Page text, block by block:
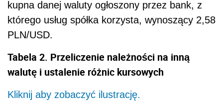
kupna danej waluty ogłoszony przez bank, z
którego usług spółka korzysta, wynoszący 2,58
PLN/USD.
Tabela 2. Przeliczenie należności na inną
walutę i ustalenie różnic kursowych
Kliknij aby zobaczyć ilustrację.